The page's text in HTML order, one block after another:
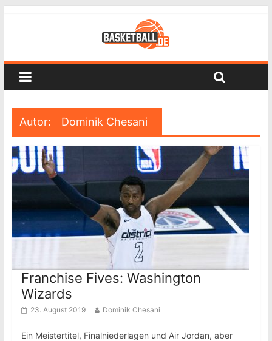
Autor: Dominik Chesani
Franchise Fives: Washington
Wizards
23. August 2019 Dominik Chesani
Ein Meistertitel, Finalniederlagen und Air Jordan, aber